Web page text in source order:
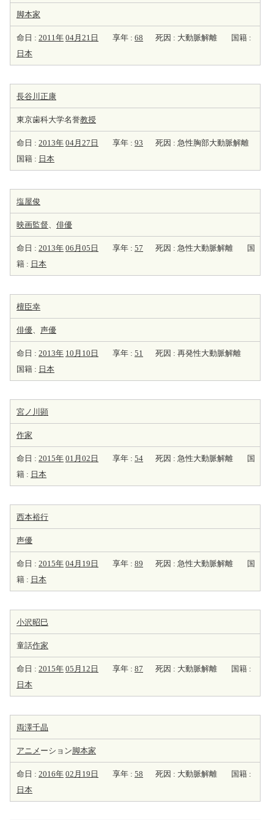
脚本家
命日 : 2011年 04月21日 享年 : 68 死因 : 大動脈解離
国籍 :
日本
長谷川正康
東京歯科大学名誉教授
命日 : 2013年 04月27日 享年 : 93
死因 : 急性胸部大動脈解離
国籍 : 日本
塩屋俊
映画監督、 俳優
命日 : 2013年 06月05日 享年 : 57 死因 : 急性大動脈解離
国
籍 : 日本
檀臣幸
俳優、 声優
命日 : 2013年 10月10日 享年 : 51
死因 : 再発性大動脈解離
国籍 : 日本
宮ノ川顕
作家
命日 : 2015年 01月02日 享年 : 54 死因 : 急性大動脈解離
国
籍 : 日本
西本裕行
声優
命日 : 2015年 04月19日 享年 : 89 死因 : 急性大動脈解離
国
籍 : 日本
小沢昭巳
童話作家
命日 : 2015年 05月12日 享年 : 87 死因 : 大動脈解離
国籍 :
日本
両澤千晶
アニメ ーション脚本家
命日 : 2016年 02月19日 享年 : 58 死因 : 大動脈解離
国籍 :
日本